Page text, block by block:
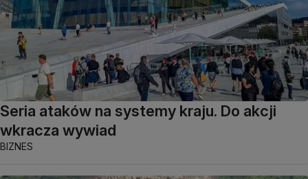
Seria ataków na systemy kraju. Do akcji
wkracza wywiad
BIZNES